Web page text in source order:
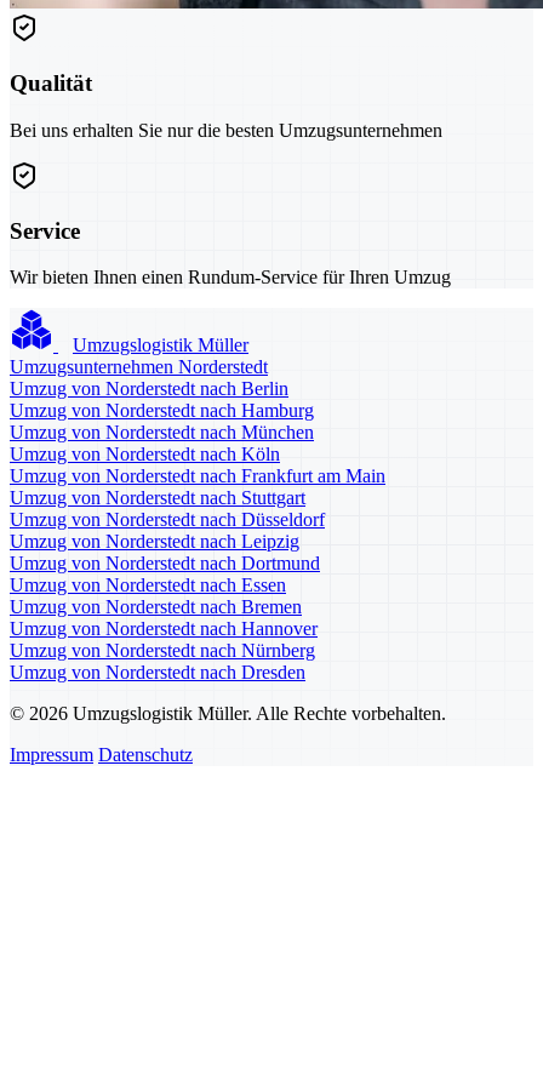
Qualität
Bei uns erhalten Sie nur die besten Umzugsunternehmen
Service
Wir bieten Ihnen einen Rundum-Service für Ihren Umzug
Umzugslogistik Müller
Umzugsunternehmen Norderstedt
Umzug von Norderstedt nach Berlin
Umzug von Norderstedt nach Hamburg
Umzug von Norderstedt nach München
Umzug von Norderstedt nach Köln
Umzug von Norderstedt nach Frankfurt am Main
Umzug von Norderstedt nach Stuttgart
Umzug von Norderstedt nach Düsseldorf
Umzug von Norderstedt nach Leipzig
Umzug von Norderstedt nach Dortmund
Umzug von Norderstedt nach Essen
Umzug von Norderstedt nach Bremen
Umzug von Norderstedt nach Hannover
Umzug von Norderstedt nach Nürnberg
Umzug von Norderstedt nach Dresden
© 2026 Umzugslogistik Müller. Alle Rechte vorbehalten.
Impressum Datenschutz